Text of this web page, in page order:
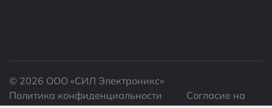
© 2026 ООО «CИЛ Электроникс»
Политика конфиденциальности
Согласие на